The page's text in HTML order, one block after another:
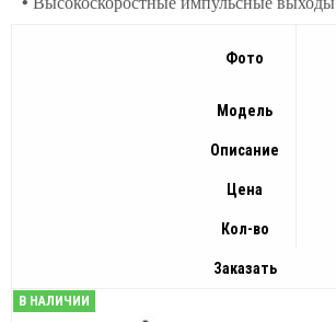
Фото
Модель
Описание
Цена
Кол-во
Заказать
В НАЛИЧИИ